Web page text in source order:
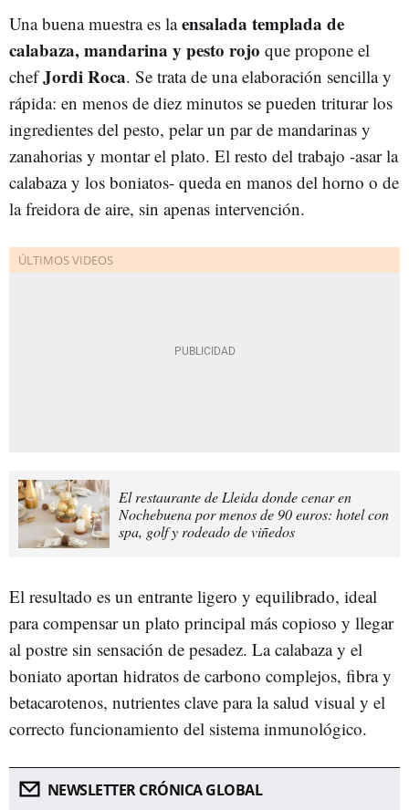
Una buena muestra es laensalada templada de
calabaza, mandarina y pesto rojo que propone el
chefJordi Roca. Se trata de una elaboración sencilla y
rápida: en menos de diez minutos se pueden triturar los
ingredientes del pesto, pelar un par de mandarinas y
zanahorias y montar el plato. El resto del trabajo -asar la
calabaza y los boniatos- queda en manos del horno o de
la freidora de aire, sin apenas intervención.
El restaurante de Lleida donde cenar en
Nochebuena por menos de 90 euros: hotel con
spa, golf y rodeado de viñedos
El resultado es un entrante ligero y equilibrado, ideal
para compensar un plato principal más copioso y llegar
al postre sin sensación de pesadez. La calabaza y el
boniato aportan hidratos de carbono complejos, fibra y
betacarotenos, nutrientes clave para la salud visual y el
correcto funcionamiento del sistema inmunológico.
NEWSLETTER CRÓNICA GLOBAL